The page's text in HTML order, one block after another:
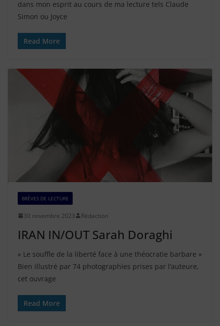
dans mon esprit au cours de ma lecture tels Claude
Simon ou Joyce
Read More
BRÈVES DE LECTURE
30 novembre 2023 Rédaction
IRAN IN/OUT Sarah Doraghi
« Le souffle de la liberté face à une théocratie barbare »
Bien illustré par 74 photographies prises par l’auteure,
cet ouvrage
Read More